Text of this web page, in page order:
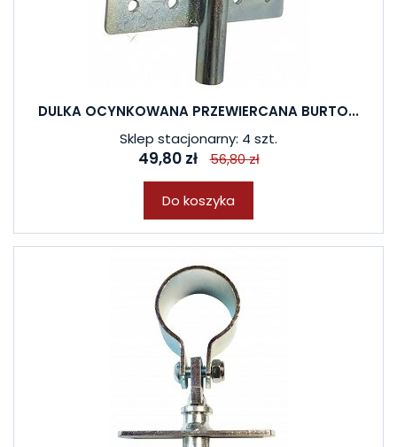
DULKA OCYNKOWANA PRZEWIERCANA BURTO...
Sklep stacjonarny: 4 szt.
49,80 zł 56,80 zł
Do koszyka